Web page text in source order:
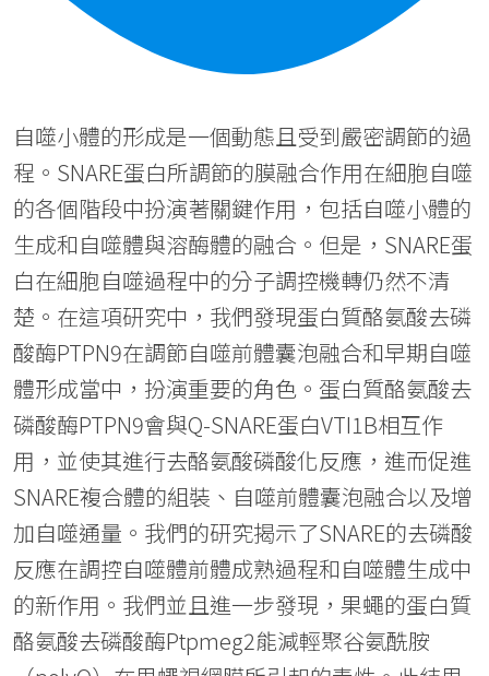
自噬小體的形成是一個動態且受到嚴密調節的過
程。SNARE蛋白所調節的膜融合作用在細胞自噬
的各個階段中扮演著關鍵作用，包括自噬小體的
生成和自噬體與溶酶體的融合。但是，SNARE蛋
白在細胞自噬過程中的分子調控機轉仍然不清
楚。在這項研究中，我們發現蛋白質酪氨酸去磷
酸酶PTPN9在調節自噬前體囊泡融合和早期自噬
體形成當中，扮演重要的角色。蛋白質酪氨酸去
磷酸酶PTPN9會與Q-SNARE蛋白VTI1B相互作
用，並使其進行去酪氨酸磷酸化反應，進而促進
SNARE複合體的組裝、自噬前體囊泡融合以及增
加自噬通量。我們的研究揭示了SNARE的去磷酸
反應在調控自噬體前體成熟過程和自噬體生成中
的新作用。我們並且進一步發現，果蠅的蛋白質
酪氨酸去磷酸酶Ptpmeg2能減輕聚谷氨酰胺